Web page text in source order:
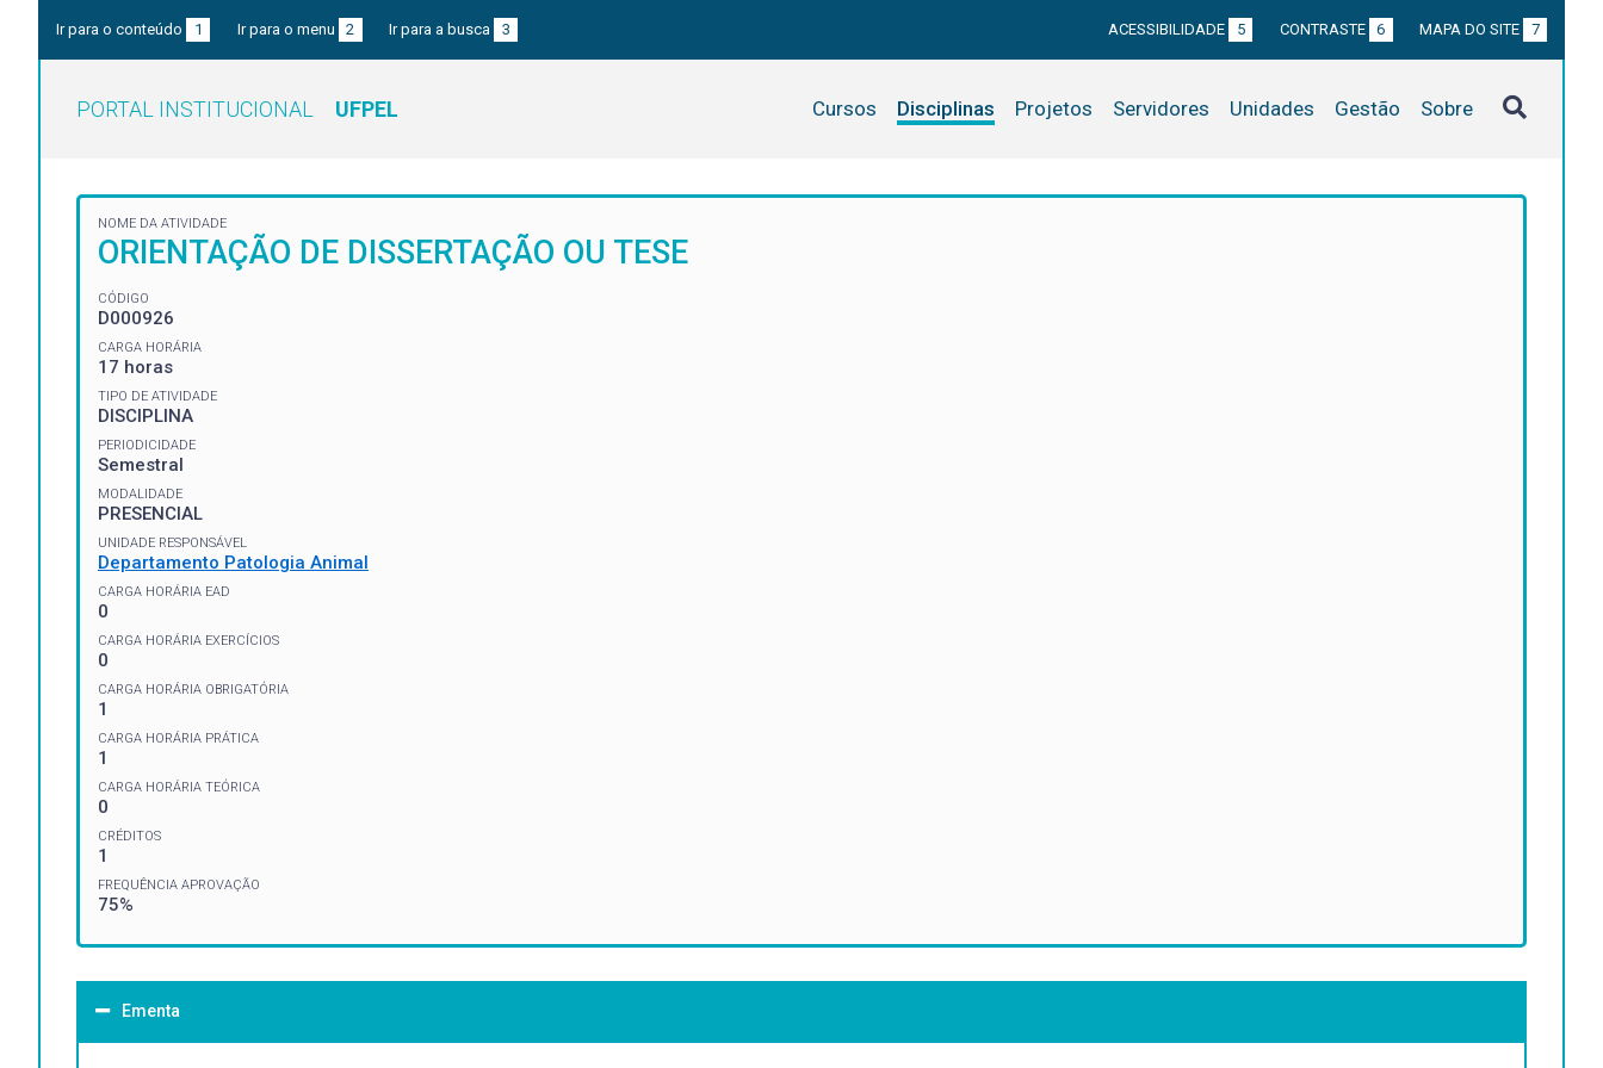
Ir para o conteúdo 1 Ir para o menu 2 Ir para a busca 3 ACESSIBILIDADE 5 CONTRASTE 6 MAPA DO SITE 7
PORTAL INSTITUCIONAL UFPEL Cursos Disciplinas Projetos Servidores Unidades Gestão Sobre
NOME DA ATIVIDADE
ORIENTAÇÃO DE DISSERTAÇÃO OU TESE
CÓDIGO
D000926
CARGA HORÁRIA
17 horas
TIPO DE ATIVIDADE
DISCIPLINA
PERIODICIDADE
Semestral
MODALIDADE
PRESENCIAL
UNIDADE RESPONSÁVEL
Departamento Patologia Animal
CARGA HORÁRIA EAD
0
CARGA HORÁRIA EXERCÍCIOS
0
CARGA HORÁRIA OBRIGATÓRIA
1
CARGA HORÁRIA PRÁTICA
1
CARGA HORÁRIA TEÓRICA
0
CRÉDITOS
1
FREQUÊNCIA APROVAÇÃO
75%
Ementa